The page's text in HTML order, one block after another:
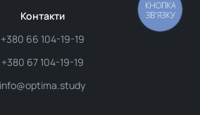
Контакти
+380 66 104-19-19
+380 67 104-19-19
info@optima.study
КНОПКА
ЗВ'ЯЗКУ